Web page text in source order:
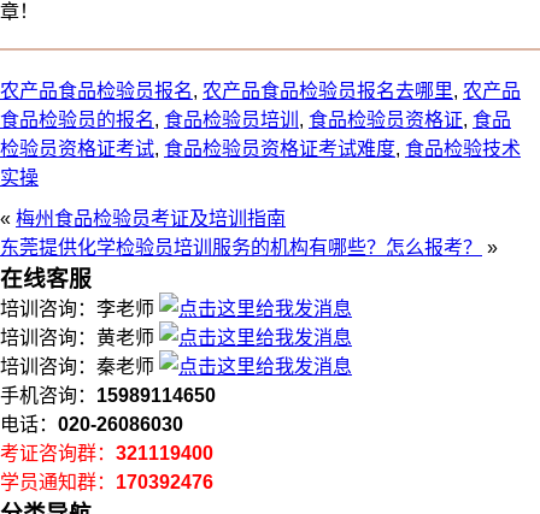
章！
农产品食品检验员报名, 农产品食品检验员报名去哪里, 农产品
食品检验员的报名, 食品检验员培训 , 食品检验员资格证, 食品
检验员资格证考试, 食品检验员资格证考试难度, 食品检验技术
实操
« 梅州食品检验员考证及培训指南
东莞提供化学检验员培训服务的机构有哪些？怎么报考？
»
在线客服
培训咨询：李老师
培训咨询：黄老师
培训咨询：秦老师
手机咨询： 15989114650
电话： 020-26086030
考证咨询群： 321119400
学员通知群： 170392476